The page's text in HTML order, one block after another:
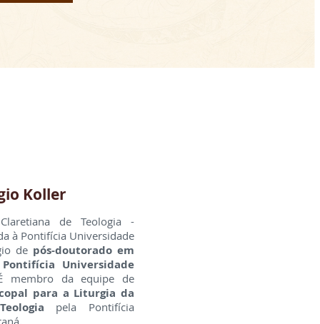
Koller
de Teologia -
à Pontifícia Universidade
de pós-doutorado em
Universidade
membro da equipe de
para a Liturgia da
pela Pontifícia